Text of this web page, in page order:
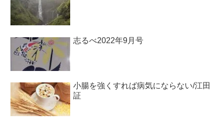
志るべ2022年9月号
小腸を強くすれば病気にならない/江田
証